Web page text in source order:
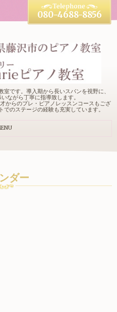
です。導入期から長いスパンを視野に、
ながら丁寧に指導致します。
からのプレ・ピアノレッスンコースもござ
のステージの経験も充実しています。
080-4688-8856
ダー